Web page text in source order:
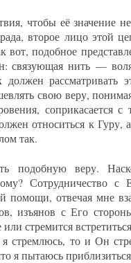
чтобы её значение
второе лицо этой
вот, подобное
связующая нить — воля
рассматривать
свою веру,
соприкасается
относиться к Гуру,
так.
веру.
Сотрудничество
помощи, отвечая мне
изъянов с Его
стремится
стремлюсь, то и Он
я пытаюсь